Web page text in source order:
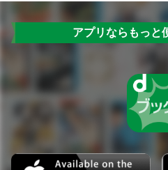
アプリならもっと